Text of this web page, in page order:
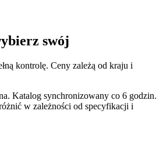
swój
kontrolę. Ceny zależą od kraju i
Katalog synchronizowany co 6 godzin.
w zależności od specyfikacji i